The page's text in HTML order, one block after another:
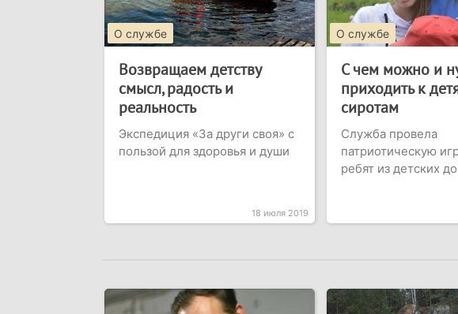
О службе
Возвращаем детству
смысл, радость и
реальность
Экспедиция «За други своя» с
пользой для здоровья и души
18 июля 2019
О службе
С чем можно и
приходить к
сиротам
Служба провела
патриотическую
ребят из детских